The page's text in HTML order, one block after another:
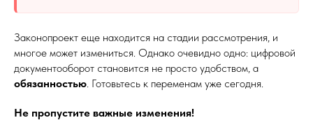
Законопроект еще находится на стадии рассмотрения, и
многое может измениться. Однако очевидно одно: цифровой
документооборот становится не просто удобством, а
обязанностью. Готовьтесь к переменам уже сегодня.
Не пропустите важные изменения!